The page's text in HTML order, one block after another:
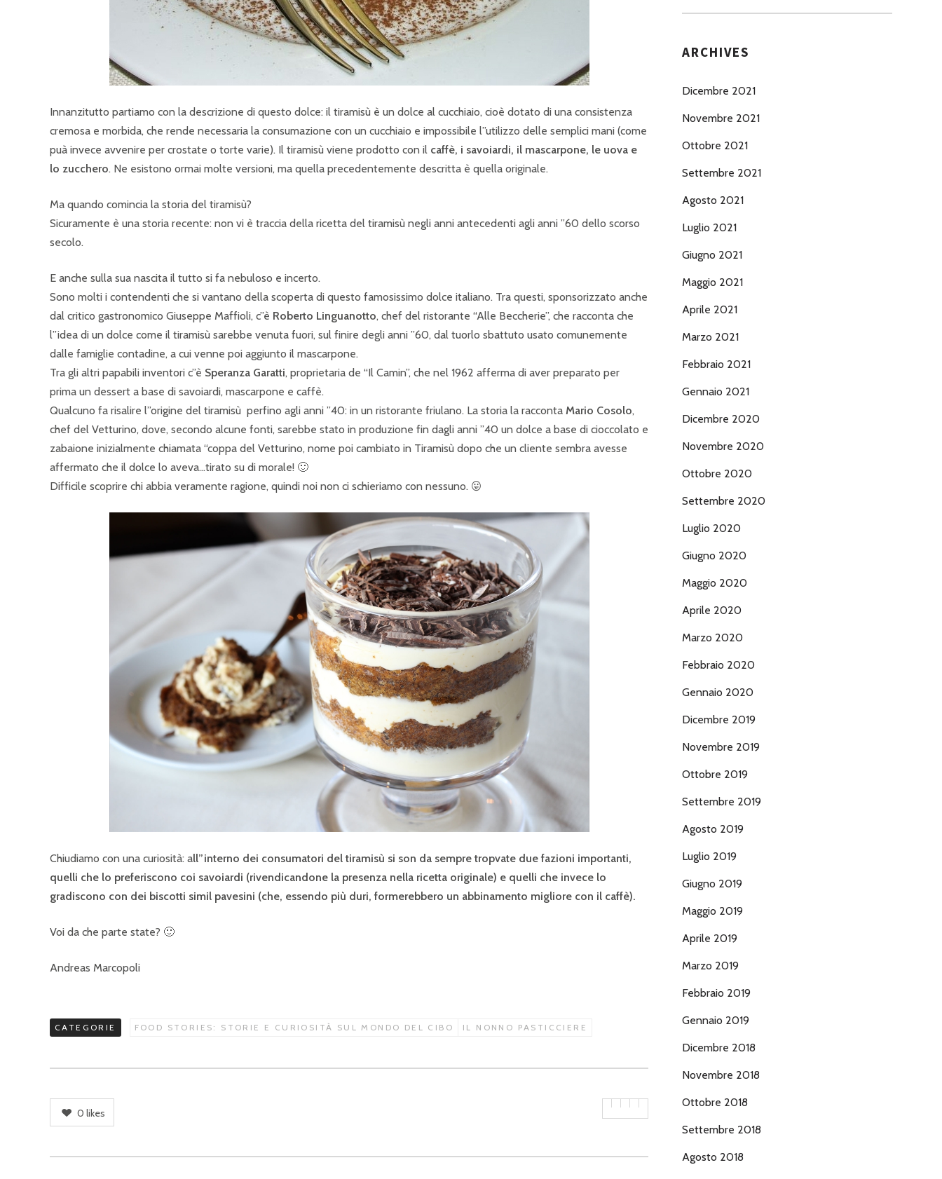
Innanzitutto partiamo con la descrizione di questo dolce: il tiramisù è un dolce al cucchiaio, cioè dotato di una consistenza
cremosa e morbida, che rende necessaria la consumazione con un cucchiaio e impossibile l”utilizzo delle semplici mani (come
puà invece avvenire per crostate o torte varie). Il tiramisù viene prodotto con il caffè, i savoiardi, il mascarpone, le uova e
lo zucchero. Ne esistono ormai molte versioni, ma quella precedentemente descritta è quella originale.
Ma quando comincia la storia del tiramisù?
Sicuramente è una storia recente: non vi è traccia della ricetta del tiramisù negli anni antecedenti agli anni ”60 dello scorso
secolo.
E anche sulla sua nascita il tutto si fa nebuloso e incerto.
Sono molti i contendenti che si vantano della scoperta di questo famosissimo dolce italiano. Tra questi, sponsorizzato anche
dal critico gastronomico Giuseppe Maffioli, c”è Roberto Linguanotto, chef del ristorante “Alle Beccherie”, che racconta che
l”idea di un dolce come il tiramisù sarebbe venuta fuori, sul finire degli anni ”60, dal tuorlo sbattuto usato comunemente
dalle famiglie contadine, a cui venne poi aggiunto il mascarpone.
Tra gli altri papabili inventori c”è Speranza Garatti, proprietaria de “Il Camin”, che nel 1962 afferma di aver preparato per
prima un dessert a base di savoiardi, mascarpone e caffè.
Qualcuno fa risalire l”origine del tiramisù perfino agli anni ”40: in un ristorante friulano. La storia la racconta Mario Cosolo,
chef del Vetturino, dove, secondo alcune fonti, sarebbe stato in produzione fin dagli anni ”40 un dolce a base di cioccolato e
zabaione inizialmente chiamata “coppa del Vetturino, nome poi cambiato in Tiramisù dopo che un cliente sembra avesse
affermato che il dolce lo aveva…tirato su di morale! 🙂
Difficile scoprire chi abbia veramente ragione, quindi noi non ci schieriamo con nessuno. 😛
Chiudiamo con una curiosità: all”interno dei consumatori del tiramisù si son da sempre tropvate due fazioni importanti,
quelli che lo preferiscono coi savoiardi (rivendicandone la presenza nella ricetta originale) e quelli che invece lo
gradiscono con dei biscotti simil pavesini (che, essendo più duri, formerebbero un abbinamento migliore con il caffè).
Voi da che parte state? 🙂
Andreas Marcopoli
CATEGORIE FOOD STORIES: STORIE E CURIOSITÀ SUL MONDO DEL CIBO IL NONNO PASTICCIERE
0 likes
ARCHIVES
Dicembre 2021
Novembre 2021
Ottobre 2021
Settembre 2021
Agosto 2021
Luglio 2021
Giugno 2021
Maggio 2021
Aprile 2021
Marzo 2021
Febbraio 2021
Gennaio 2021
Dicembre 2020
Novembre 2020
Ottobre 2020
Settembre 2020
Luglio 2020
Giugno 2020
Maggio 2020
Aprile 2020
Marzo 2020
Febbraio 2020
Gennaio 2020
Dicembre 2019
Novembre 2019
Ottobre 2019
Settembre 2019
Agosto 2019
Luglio 2019
Giugno 2019
Maggio 2019
Aprile 2019
Marzo 2019
Febbraio 2019
Gennaio 2019
Dicembre 2018
Novembre 2018
Ottobre 2018
Settembre 2018
Agosto 2018